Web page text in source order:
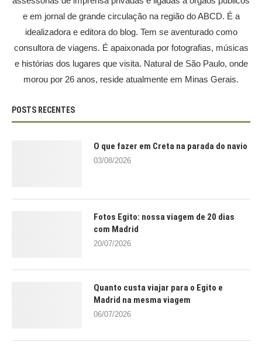
e em jornal de grande circulação na região do ABCD. É a
idealizadora e editora do blog. Tem se aventurado como
consultora de viagens. É apaixonada por fotografias, músicas
e histórias dos lugares que visita. Natural de São Paulo, onde
morou por 26 anos, reside atualmente em Minas Gerais.
POSTS RECENTES
O que fazer em Creta na parada do navio
03/08/2026
Fotos Egito: nossa viagem de 20 dias
com Madrid
20/07/2026
Quanto custa viajar para o Egito e
Madrid na mesma viagem
06/07/2026